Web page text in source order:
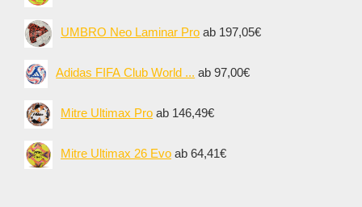
UMBRO Neo Laminar Pro ab 197,05€
Adidas FIFA Club World ... ab 97,00€
Mitre Ultimax Pro ab 146,49€
Mitre Ultimax 26 Evo ab 64,41€